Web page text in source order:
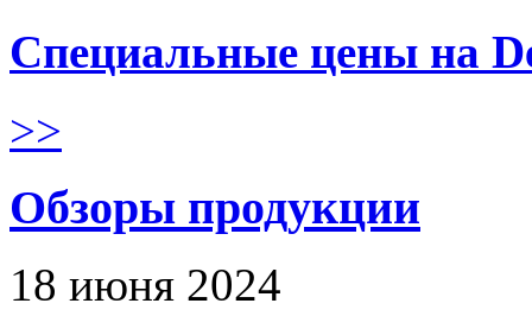
Специальные цены на
>>
Обзоры продукции
18 июня 2024